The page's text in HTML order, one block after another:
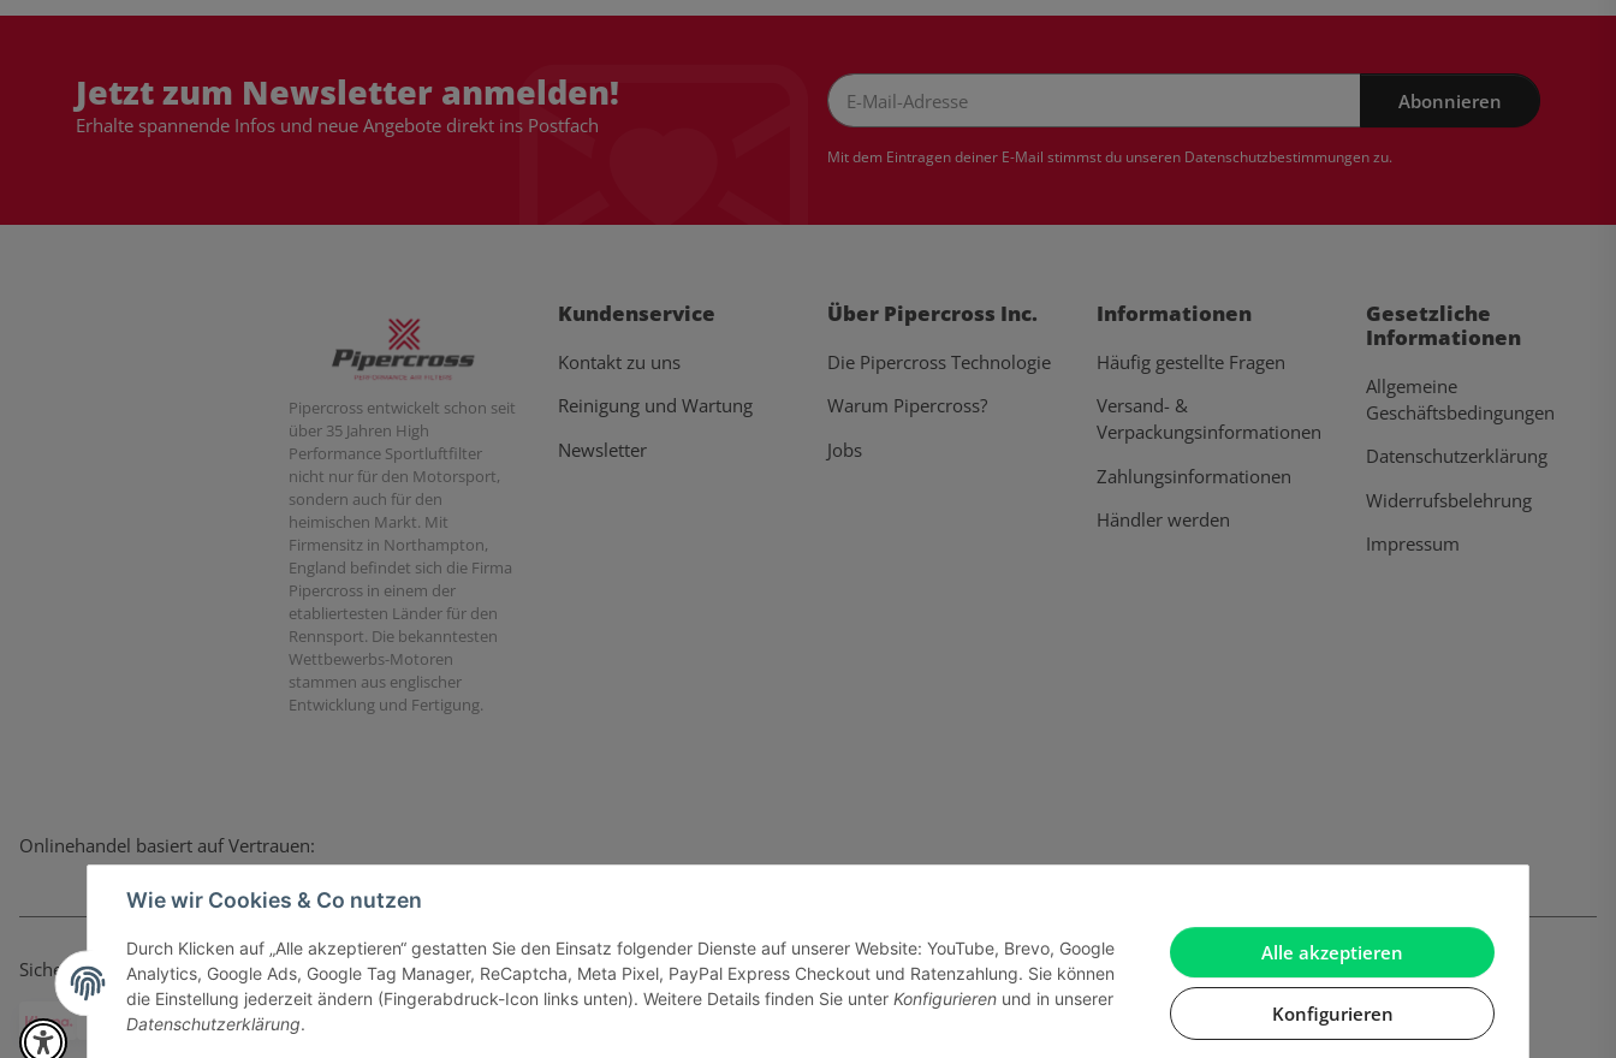
Alle akzeptieren
Konfigurieren
Wie wir Cookies & Co nutzen
Durch Klicken auf „Alle akzeptieren“ gestatten Sie den Einsatz folgender Dienste auf unserer Website: YouTube, Brevo, Google
Analytics, Google Ads, Google Tag Manager, ReCaptcha, Meta Pixel, PayPal Express Checkout und Ratenzahlung. Sie können
die Einstellung jederzeit ändern (Fingerabdruck-Icon links unten). Weitere Details finden Sie unter Konfigurieren und in unserer
Datenschutzerklärung.
Jetzt zum Newsletter anmelden!
Erhalte spannende Infos und neue Angebote direkt ins Postfach
Abonnieren
Mit dem Eintragen deiner E-Mail stimmst du unseren Datenschutzbestimmungenzu.
Pipercross entwickelt schon seit
über 35 Jahren High
Performance Sportluftfilter
nicht nur für den Motorsport,
sondern auch für den
heimischen Markt. Mit
Firmensitz in Northampton,
England befindet sich die Firma
Pipercross in einem der
etabliertesten Länder für den
Rennsport. Die bekanntesten
Wettbewerbs-Motoren
stammen aus englischer
Entwicklung und Fertigung.
Kundenservice
Kontakt zu uns
Reinigung und Wartung
Newsletter
Über Pipercross Inc.
Die Pipercross Technologie
Warum Pipercross?
Jobs
Informationen
Häufig gestellte Fragen
Versand- &
Verpackungsinformationen
Zahlungsinformationen
Händler werden
Gesetzliche
Informationen
Allgemeine
Geschäftsbedingungen
Datenschutzerklärung
Widerrufsbelehrung
Impressum
Onlinehandel basiert auf Vertrauen:
Sicher bezahlen via: